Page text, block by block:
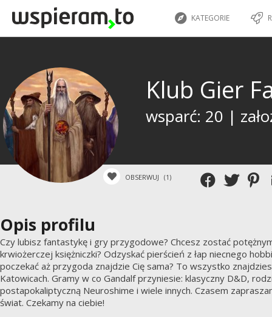
KATEGORIE
Klub Gier
wsparć: 20 |
OBSERWUJ (1)
Opis profilu
Czy lubisz fantastykę i gry przygodowe? Chcesz zostać
krwiożerczej księżniczki? Odzyskać pierścień z łap niecnego
poczekać aż przygoda znajdzie Cię sama? To wszystko
Katowicach. Gramy w co Gandalf przyniesie: klasyczny D&D,
postapokaliptyczną Neuroshime i wiele innych. Czasem
świat. Czekamy na ciebie!